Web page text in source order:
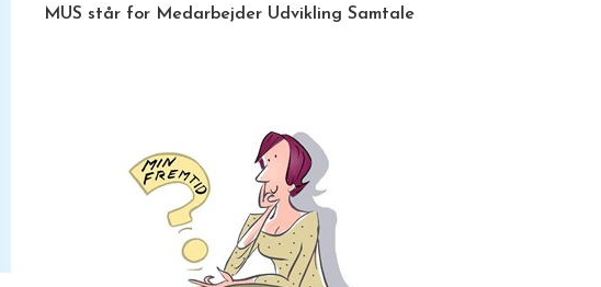
MUS står for Medarbejder Udvikling Samtale